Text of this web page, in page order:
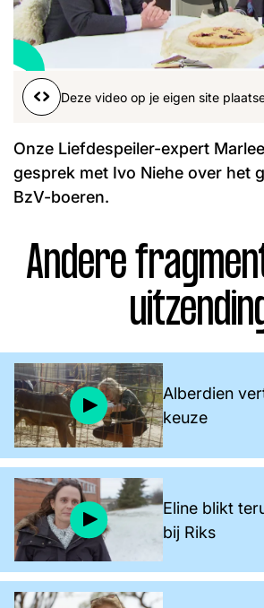
Word lid
John Julius
Nieuws
Uitzendingen
Deze video op je eigen site
Onze Liefdespeiler-expert
gesprek met Ivo Niehe over het
BzV-boeren.
Andere
Alberdien
keuze
Eline blikt
bij Riks